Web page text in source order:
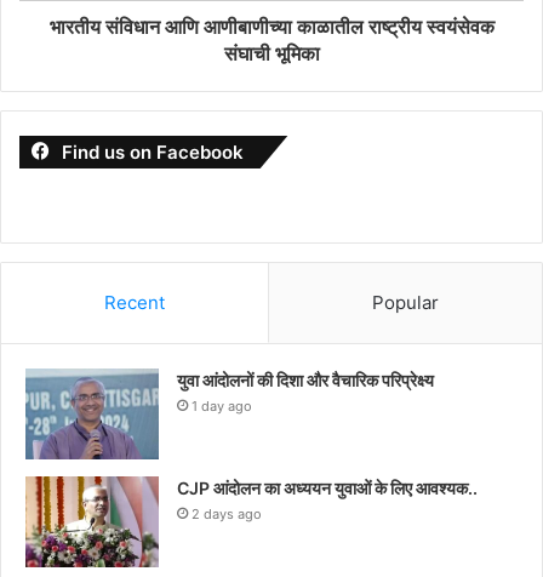
भारतीय संविधान आणि आणीबाणीच्या काळातील राष्ट्रीय स्वयंसेवक
संघाची भूमिका
Find us on Facebook
Recent Popular
युवा आंदोलनों की दिशा और वैचारिक परिप्रेक्ष्य
1 day ago
CJP आंदोलन का अध्ययन युवाओं के लिए आवश्यक..
2 days ago